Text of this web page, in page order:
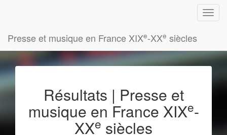
Presse et musique en France XIXe-XXe siècles
Résultats | Presse et
musique en France XIXe-
XXe siècles